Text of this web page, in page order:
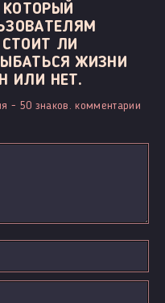
КОТОРЫЙ
СТОИТ ЛИ
ЖИЗНИ
ИЛИ НЕТ.
- 50 знаков. комментарии